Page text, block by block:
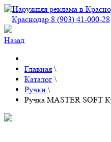
Краснодар 8 (903) 41-000-28
Назад
Главная \
Каталог \
Ручки \
Ручка MASTER SOFT